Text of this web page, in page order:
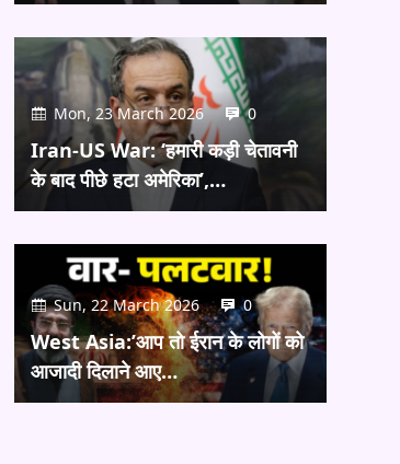
Mon, 23 March 2026 0
Iran-US War: ‘हमारी कड़ी चेतावनी
के बाद पीछे हटा अमेरिका’,…
Sun, 22 March 2026 0
West Asia:’आप तो ईरान के लोगों को
आजादी दिलाने आए…